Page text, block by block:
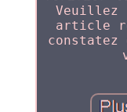
Veuillez
article
constatez